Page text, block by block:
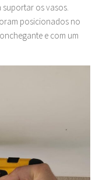
suportar os vasos.
posicionados no
e com um